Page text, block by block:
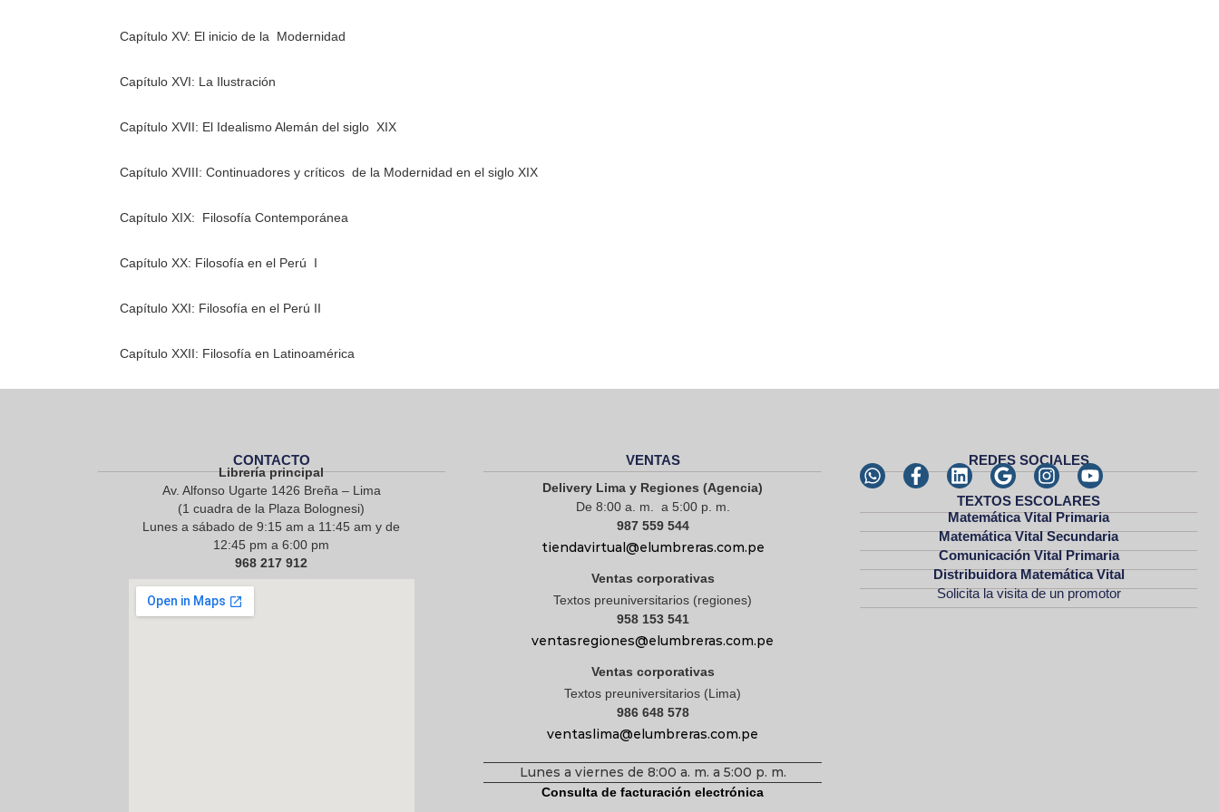
Capítulo XV: El inicio de la Modernidad
Capítulo XVI: La Ilustración
Capítulo XVII: El Idealismo Alemán del siglo XIX
Capítulo XVIII: Continuadores y críticos de la Modernidad en el siglo XIX
Capítulo XIX: Filosofía Contemporánea
Capítulo XX: Filosofía en el Perú I
Capítulo XXI: Filosofía en el Perú II
Capítulo XXII: Filosofía en Latinoamérica
CONTACTO
Librería principal
Av. Alfonso Ugarte 1426 Breña – Lima
(1 cuadra de la Plaza Bolognesi)
Lunes a sábado de 9:15 am a 11:45 am y de
12:45 pm a 6:00 pm
968 217 912
VENTAS
Delivery Lima y Regiones (Agencia)
De 8:00 a. m. a 5:00 p. m.
987 559 544
tiendavirtual@elumbreras.com.pe
Ventas corporativas
Textos preuniversitarios (regiones)
958 153 541
ventasregiones@elumbreras.com.pe
Ventas corporativas
Textos preuniversitarios (Lima)
986 648 578
ventaslima@elumbreras.com.pe
Lunes a viernes de 8:00 a. m. a 5:00 p. m.
Consulta de facturación electrónica
REDES SOCIALES
TEXTOS ESCOLARES
Matemática Vital Primaria
Matemática Vital Secundaria
Comunicación Vital Primaria
Distribuidora Matemática Vital
Solicita la visita de un promotor